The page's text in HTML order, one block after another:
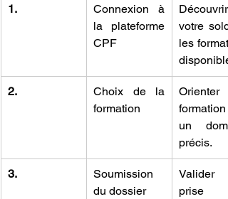
1.
Connexion à
la plateforme
CPF
Découvrir
votre
les
2.
Choix de la
formation
formation
un
précis.
3.
Soumission
du dossier
prise